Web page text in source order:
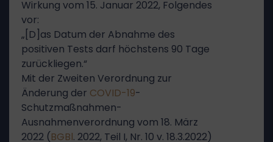
Wirkung vom 15. Januar 2022, Folgendes
vor:
„[D]as Datum der Abnahme des
positiven Tests darf höchstens 90 Tage
zurückliegen.“
Mit der Zweiten Verordnung zur
Änderung der COVID-19-
Schutzmaßnahmen-
Ausnahmenverordnung vom 18. März
2022 (BGBl. 2022, Teil I, Nr. 10 v. 18.3.2022)